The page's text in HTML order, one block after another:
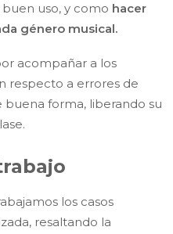
uso, y como hacer
género musical.
acompañar a los
respecto a errores de
buena forma, liberando su
los casos
resaltando la